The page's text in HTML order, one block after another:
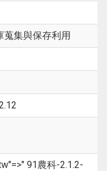
蒐集與保存利用
91農科-2.1.2-